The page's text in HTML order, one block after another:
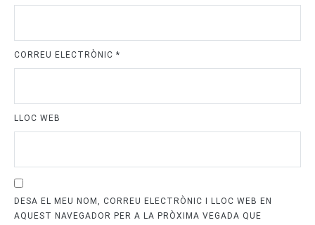
CORREU ELECTRÒNIC *
LLOC WEB
DESA EL MEU NOM, CORREU ELECTRÒNIC I LLOC WEB EN
AQUEST NAVEGADOR PER A LA PRÒXIMA VEGADA QUE